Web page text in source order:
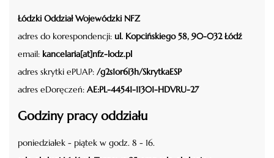
Łódzki Oddział Wojewódzki NFZ
adres do korespondencji: ul. Kopcińskiego 58, 90-032 Łódź
email: kancelaria[at]nfz-lodz.pl
adres skrytki ePUAP: /g2s1or6i3h/SkrytkaESP
adres eDoręczeń: AE:PL-44541-11301-HDVRU-27
Godziny pracy oddziału
poniedziałek - piątek w godz. 8 - 16.